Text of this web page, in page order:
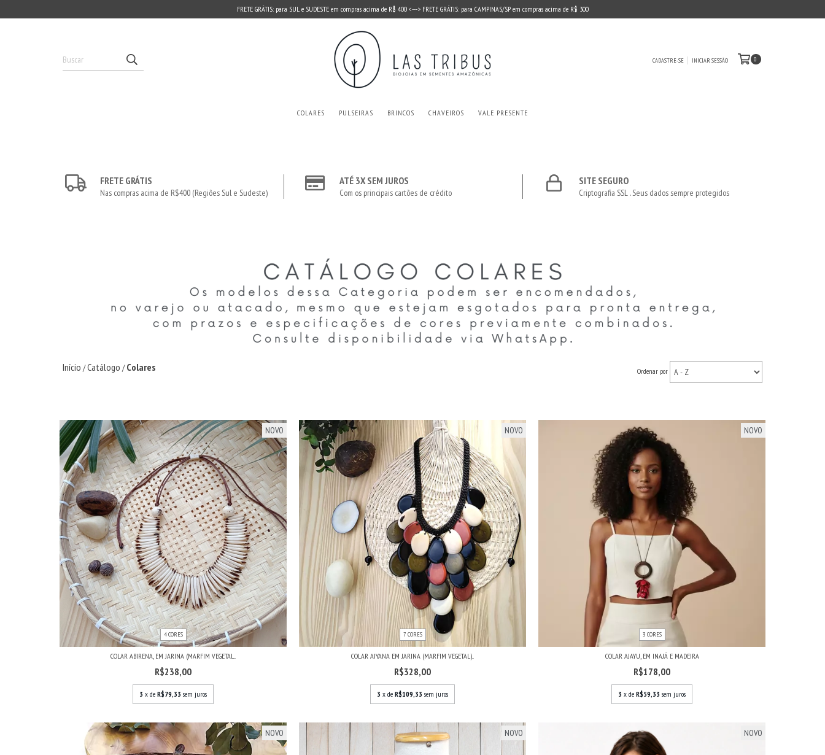
FRETE GRÁTIS: para SUL e SUDESTE em compras acima de R$ 400 <---> FRETE GRÁTIS: para CAMPINAS/SP em compras acima de R$ 300
CADASTRE-SE INICIAR SESSÃO 0
COLARES PULSEIRAS BRINCOS CHAVEIROS VALE PRESENTE
FRETE GRÁTIS
Nas compras acima de R$400 (Regiões Sul e Sudeste)
ATÉ 3X SEM JUROS
Com os principais cartões de crédito
SITE SEGURO
Criptografia SSL . Seus dados sempre protegidos
Início /Catálogo / Colares Ordenar por
NOVO
4 CORES
COLAR ABIRENA, EM JARINA (MARFIM VEGETAL...
R$238,00
3 x de R$79,33 sem juros
NOVO
7 CORES
COLAR AIYANA EM JARINA (MARFIM VEGETAL)...
R$328,00
3 x de R$109,33 sem juros
NOVO
3 CORES
COLAR AJAYU, EM INAJÁ E MADEIRA
R$178,00
3 x de R$59,33 sem juros
NOVO NOVO NOVO